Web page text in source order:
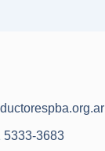
5333-3683